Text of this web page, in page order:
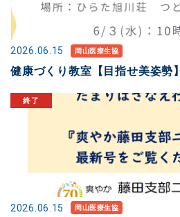
2026.06.15 岡山医療生協
健康づくり教室【目指せ美姿勢】
2026.06.15 岡山医療生協